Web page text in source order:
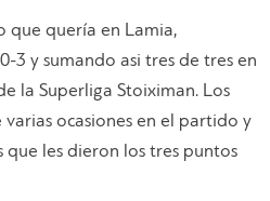
que quería en Lamia,
3 y sumando asi tres de tres en
la Superliga Stoiximan. Los
ocasiones en el partido y
que les dieron los tres puntos